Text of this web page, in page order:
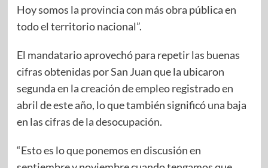
Hoy somos la provincia con más obra pública en
todo el territorio nacional”.
El mandatario aprovechó para repetir las buenas
cifras obtenidas por San Juan que la ubicaron
segunda en la creación de empleo registrado en
abril de este año, lo que también significó una baja
en las cifras de la desocupación.
“Esto es lo que ponemos en discusión en